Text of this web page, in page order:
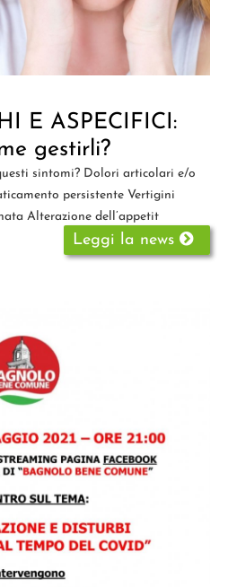
E ASPECIFICI:
gestirli?
sintomi? Dolori articolari e/o
persistente Vertigini
Alterazione dell’appetit
Leggi la news